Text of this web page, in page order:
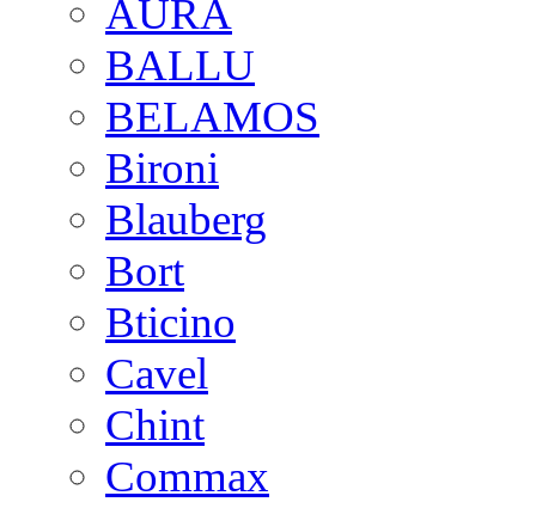
AURA
BALLU
BELAMOS
Bironi
Blauberg
Bort
Bticino
Cavel
Chint
Commax